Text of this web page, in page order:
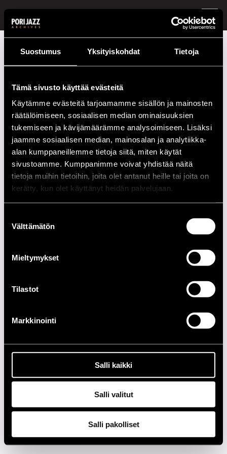
Suostumus Yksityiskohdat Tietoja
Tämä sivusto käyttää evästeitä
Käytämme evästeitä tarjoamamme sisällön ja mainosten
räätälöimiseen, sosiaalisen median ominaisuuksien
tukemiseen ja kävijämäärämme analysoimiseen. Lisäksi
jaamme sosiaalisen median, mainosalan ja analytiikka-
alan kumppaneillemme tietoja siitä, miten käytät
sivustoamme. Kumppanimme voivat yhdistää näitä
tietoja muihin tietoihin, joita olet antanut heille tai joita on
kerätty, kun olet käyttänyt heidän palvelujaan.
valinta
Välttämätön
Mieltymykset
Tilastot
Markkinointi
Salli kaikki
Salli valitut
Salli pakolliset
2000-LUKU
1990-LUKU
1980-LUKU
Festivaalivuodet Önder Focan
NIMI INSTRUMENTTI
Önder Focan
Esiintymiset vuonna 2001
PÄIVÄ AIKA PAIKKA
21.07.2001 20.00 Novo Stage